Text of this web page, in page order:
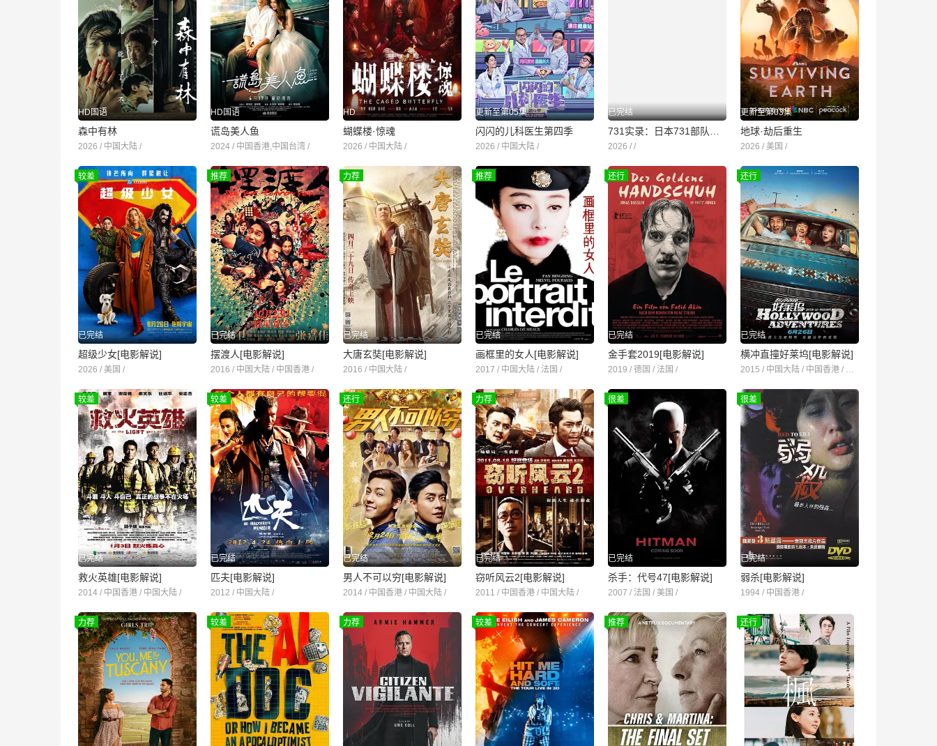
HD国语
森中有林
2026 / 中国大陆 /
HD国语
谎岛美人鱼
2024 / 中国香港,中国台湾 /
HD
蝴蝶楼·惊魂
2026 / 中国大陆 /
更新至第05集
闪闪的儿科医生第四季
2026 / 中国大陆 /
已完结
2026 / /
更新至第03集
地球·劫后重生
2026 / 美国 /
较差
已完结
超级少女[电影解说]
2026 / 美国 /
推荐
已完结
摆渡人[电影解说]
2016 / 中国大陆 / 中国香港 /
力荐
已完结
大唐玄奘[电影解说]
2016 / 中国大陆 /
推荐
已完结
画框里的女人[电影解说]
2017 / 中国大陆 / 法国 /
还行
已完结
金手套2019[电影解说]
2019 / 德国 / 法国 /
还行
已完结
横冲直撞好莱坞[电影解说]
2015 / 中国大陆 / 中国香港 / 美国 /
较差
已完结
救火英雄[电影解说]
2014 / 中国香港 / 中国大陆 /
较差
已完结
匹夫[电影解说]
2012 / 中国大陆 /
还行
已完结
男人不可以穷[电影解说]
2014 / 中国香港 / 中国大陆 /
力荐
已完结
窃听风云2[电影解说]
2011 / 中国香港 / 中国大陆 /
很差
已完结
杀手：代号47[电影解说]
2007 / 法国 / 美国 /
很差
已完结
弱杀[电影解说]
1994 / 中国香港 /
力荐 较差 力荐 较差 推荐 还行